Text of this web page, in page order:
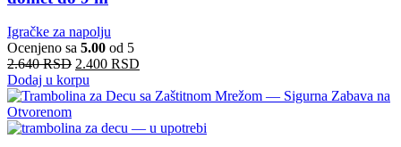
Igračke za napolju
Ocenjeno sa 5.00 od 5
2.640RSD 2.400 RSD
Dodaj u korpu